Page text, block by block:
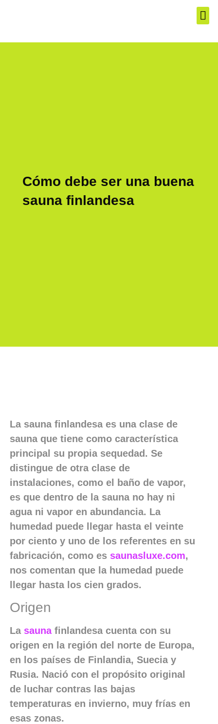
Cómo debe ser una buena
sauna finlandesa
La sauna finlandesa es una clase de
sauna que tiene como característica
principal su propia sequedad. Se
distingue de otra clase de
instalaciones, como el baño de vapor,
es que dentro de la sauna no hay ni
agua ni vapor en abundancia. La
humedad puede llegar hasta el veinte
por ciento y uno de los referentes en su
fabricación, como es saunasluxe.com,
nos comentan que la humedad puede
llegar hasta los cien grados.
Origen
La saunafinlandesa cuenta con su
origen en la región del norte de Europa,
en los países de Finlandia, Suecia y
Rusia. Nació con el propósito original
de luchar contras las bajas
temperaturas en invierno, muy frías en
esas zonas.